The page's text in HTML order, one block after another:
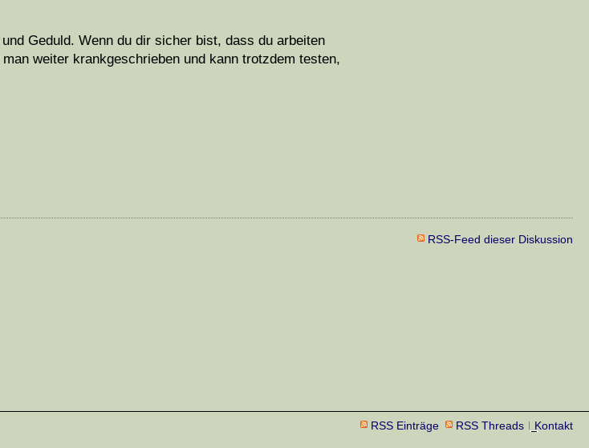
Geduld. Wenn du dir sicher bist, dass du arbeiten
weiter krankgeschrieben und kann trotzdem testen,
RSS-Feed dieser Diskussion
RSS Einträge RSS Threads Kontakt